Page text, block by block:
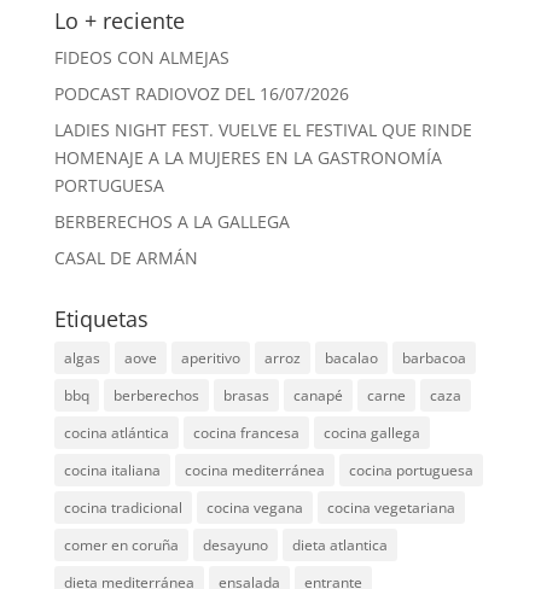
Lo + reciente
FIDEOS CON ALMEJAS
PODCAST RADIOVOZ DEL 16/07/2026
LADIES NIGHT FEST. VUELVE EL FESTIVAL QUE RINDE
HOMENAJE A LA MUJERES EN LA GASTRONOMÍA
PORTUGUESA
BERBERECHOS A LA GALLEGA
CASAL DE ARMÁN
Etiquetas
algas aove aperitivo arroz bacalao
barbacoa
bbq
berberechos brasas canapé carne
caza
cocina atlántica
cocina francesa
cocina gallega
cocina italiana
cocina mediterránea
cocina portuguesa
cocina tradicional
cocina vegana
cocina vegetariana
comer en coruña
desayuno
dieta atlantica
dieta mediterránea
ensalada
entrante